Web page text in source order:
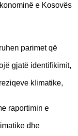
e Kosovës
parimet që
gjatë identifikimit,
klimatike,
raportimin e
dhe